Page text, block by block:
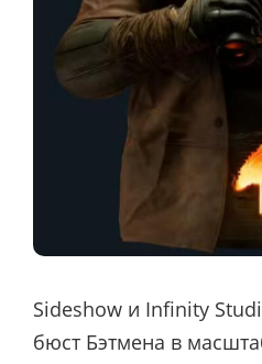
Sideshow и Infinity
бюст Бэтмена в